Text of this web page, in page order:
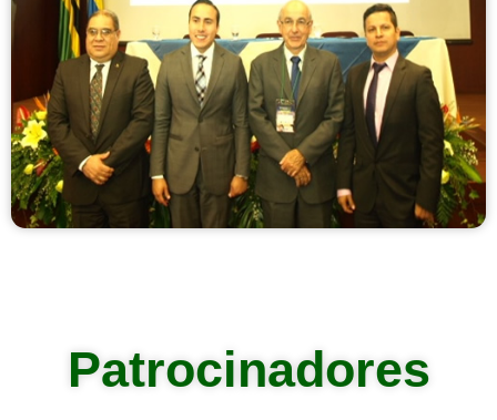
Patrocinadores